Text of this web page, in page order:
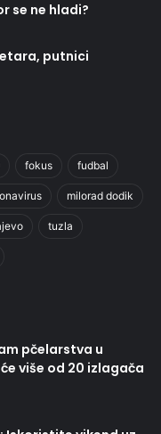
se ne hladi?
putnici
fokus fudbal
milorad dodik
tuzla
pčelarstva u
više od 20 izlagača